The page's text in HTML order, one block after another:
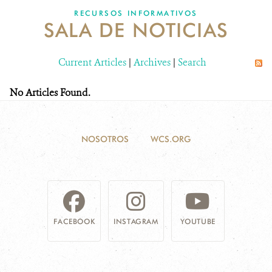
NOSOTROS
DONA
RECURSOS INFORMATIVOS
SALA DE NOTICIAS
Current Articles | Archives | Search
No Articles Found.
NOSOTROS WCS.ORG
FACEBOOK INSTAGRAM YOUTUBE